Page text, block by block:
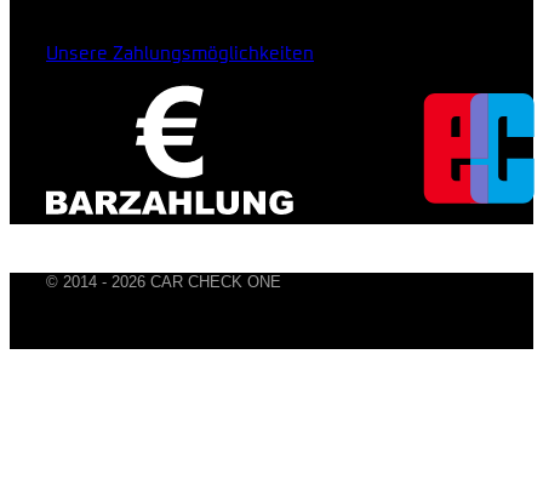
Unsere Zahlungsmöglichkeiten
© 2014 - 2026 CAR CHECK ONE